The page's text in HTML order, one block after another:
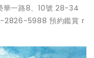
華一路8、10號 28-34
2826-5988 預約鑑賞 r